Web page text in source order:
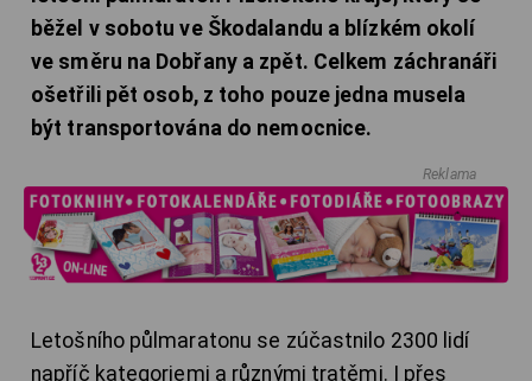
běžel v sobotu ve Škodalandu a blízkém okolí
ve směru na Dobřany a zpět. Celkem záchranáři
ošetřili pět osob, z toho pouze jedna musela
být transportována do nemocnice.
Reklama
Letošního půlmaratonu se zúčastnilo 2300 lidí
napříč kategoriemi a různými tratěmi. I přes